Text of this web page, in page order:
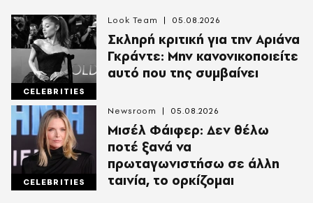
CELEBRITIES
Σκληρή κριτική για την Αριάνα
Γκράντε: Μην κανονικοποιείτε
αυτό που της συμβαίνει
Look Team 05.08.2026
CELEBRITIES
Μισέλ Φάιφερ: Δεν θέλω
ποτέ ξανά να
πρωταγωνιστήσω σε άλλη
ταινία, το ορκίζομαι
Newsroom 05.08.2026